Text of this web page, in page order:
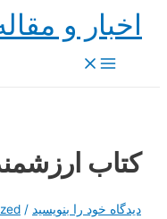
پرش
محتوااخبار و
Main
Menu
کتاب
دیدگاه‌ خود را بنویسید /